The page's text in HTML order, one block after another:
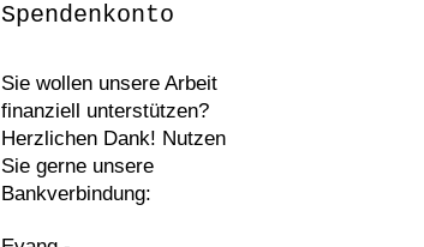
Spendenkonto
Sie wollen unsere Arbeit
finanziell unterstützen?
Herzlichen Dank! Nutzen
Sie gerne unsere
Bankverbindung: